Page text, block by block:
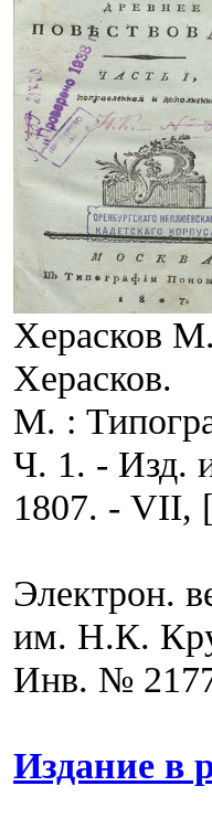
Херасков
Херасков.
М. :
Ч. 1. - Изд.
1807. - VII,
Электрон.
им. Н.К.
Инв. №
Издание в